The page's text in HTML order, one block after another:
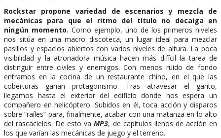
Rockstar propone variedad de escenarios y mezcla de
mecánicas para que el ritmo del título no decaiga en
ningún momento. Como ejemplo, uno de los primeros niveles
nos sitúa en una macro discoteca, un lugar ideal para mezclar
pasillos y espacios abiertos con varios niveles de altura. La poca
visibilidad y la atronadora música hacen más difícil la tarea de
distinguir entre civiles y enemigos. Con menos ruido de fondo
entramos en la cocina de un restaurante chino, en el que las
coberturas ganan protagonismo. Tras atravesar el garito,
llegamos hasta el exterior del edificio donde nos espera un
compañero en helicóptero. Subidos en él, toca acción y disparos
sobre “raíles” para, finalmente, acabar con una matanza en lo alto
del rascacielos. De esto vaMP3, de capítulos llenos de acción en
los que varían las mecánicas de juego y el terreno.